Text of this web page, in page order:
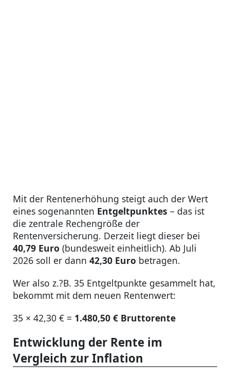
Mit der Rentenerhöhung steigt auch der Wert
eines sogenannten Entgeltpunktes – das ist
die zentrale Rechengröße der
Rentenversicherung. Derzeit liegt dieser bei
40,79 Euro (bundesweit einheitlich). Ab Juli
2026 soll er dann 42,30 Euro betragen.
Wer also z.?B. 35 Entgeltpunkte gesammelt hat,
bekommt mit dem neuen Rentenwert:
35 × 42,30 € = 1.480,50 € Bruttorente
Entwicklung der Rente im
Vergleich zur Inflation